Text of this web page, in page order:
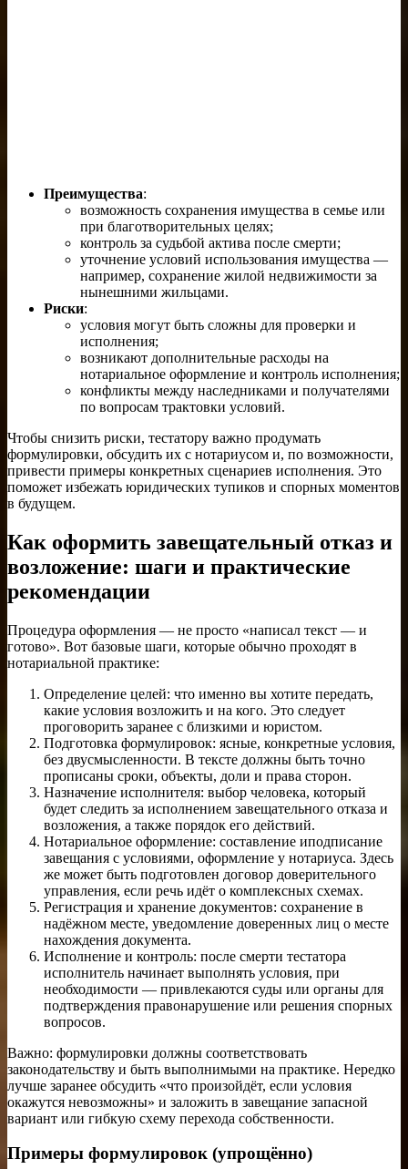
Преимущества:
возможность сохранения имущества в семье или
при благотворительных целях;
контроль за судьбой актива после смерти;
уточнение условий использования имущества —
например, сохранение жилой недвижимости за
нынешними жильцами.
Риски:
условия могут быть сложны для проверки и
исполнения;
возникают дополнительные расходы на
нотариальное оформление и контроль исполнения;
конфликты между наследниками и получателями
по вопросам трактовки условий.
Чтобы снизить риски, тестатору важно продумать
формулировки, обсудить их с нотариусом и, по возможности,
привести примеры конкретных сценариев исполнения. Это
поможет избежать юридических тупиков и спорных моментов
в будущем.
Как оформить завещательный отказ и
возложение: шаги и практические
рекомендации
Процедура оформления — не просто «написал текст — и
готово». Вот базовые шаги, которые обычно проходят в
нотариальной практике:
Определение целей: что именно вы хотите передать,
какие условия возложить и на кого. Это следует
проговорить заранее с близкими и юристом.
Подготовка формулировок: ясные, конкретные условия,
без двусмысленности. В тексте должны быть точно
прописаны сроки, объекты, доли и права сторон.
Назначение исполнителя: выбор человека, который
будет следить за исполнением завещательного отказа и
возложения, а также порядок его действий.
Нотариальное оформление: составление иподписание
завещания с условиями, оформление у нотариуса. Здесь
же может быть подготовлен договор доверительного
управления, если речь идёт о комплексных схемах.
Регистрация и хранение документов: сохранение в
надёжном месте, уведомление доверенных лиц о месте
нахождения документа.
Исполнение и контроль: после смерти тестатора
исполнитель начинает выполнять условия, при
необходимости — привлекаются суды или органы для
подтверждения правонарушение или решения спорных
вопросов.
Важно: формулировки должны соответствовать
законодательству и быть выполнимыми на практике. Нередко
лучше заранее обсудить «что произойдёт, если условия
окажутся невозможны» и заложить в завещание запасной
вариант или гибкую схему перехода собственности.
Примеры формулировок (упрощённо)